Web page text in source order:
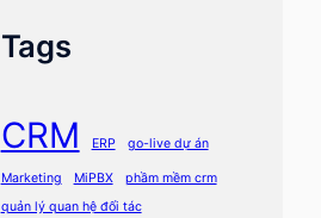
Tags
CRM ERP go-live dự án
Marketing MiPBX
phầm mềm crm
quản lý quan hệ đối tác